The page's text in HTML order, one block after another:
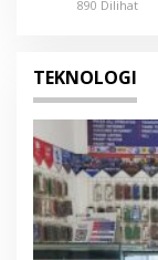
890 Dilihat
TEKNOLOGI